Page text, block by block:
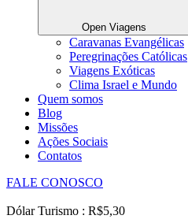
Open Viagens
Caravanas Evangélicas
Peregrinações Católicas
Viagens Exóticas
Clima Israel e Mundo
Quem somos
Blog
Missões
Ações Sociais
Contatos
FALE CONOSCO
Dólar Turismo : R$5,30